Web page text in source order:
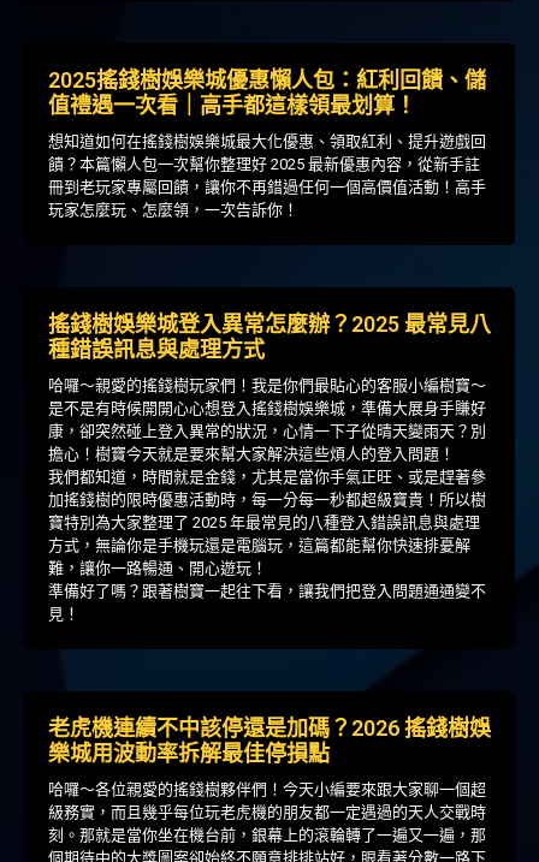
2025搖錢樹娛樂城優惠懶人包：紅利回饋、儲
值禮遇一次看｜高手都這樣領最划算！
想知道如何在搖錢樹娛樂城最大化優惠、領取紅利、提升遊戲回
饋？本篇懶人包一次幫你整理好 2025 最新優惠內容，從新手註
冊到老玩家專屬回饋，讓你不再錯過任何一個高價值活動！高手
玩家怎麼玩、怎麼領，一次告訴你！
搖錢樹娛樂城登入異常怎麼辦？2025 最常見八
種錯誤訊息與處理方式
哈囉～親愛的搖錢樹玩家們！我是你們最貼心的客服小編樹寶～
是不是有時候開開心心想登入搖錢樹娛樂城，準備大展身手賺好
康，卻突然碰上登入異常的狀況，心情一下子從晴天變雨天？別
擔心！樹寶今天就是要來幫大家解決這些煩人的登入問題！
我們都知道，時間就是金錢，尤其是當你手氣正旺、或是趕著參
加搖錢樹的限時優惠活動時，每一分每一秒都超級寶貴！所以樹
寶特別為大家整理了 2025 年最常見的八種登入錯誤訊息與處理
方式，無論你是手機玩還是電腦玩，這篇都能幫你快速排憂解
難，讓你一路暢通、開心遊玩！
準備好了嗎？跟著樹寶一起往下看，讓我們把登入問題通通變不
見！
老虎機連續不中該停還是加碼？2026 搖錢樹娛
樂城用波動率拆解最佳停損點
哈囉～各位親愛的搖錢樹夥伴們！今天小編要來跟大家聊一個超
級務實，而且幾乎每位玩老虎機的朋友都一定遇過的天人交戰時
刻。那就是當你坐在機台前，銀幕上的滾輪轉了一遍又一遍，那
個期待中的大獎圖案卻始終不願意排排站好，眼看著分數一路下